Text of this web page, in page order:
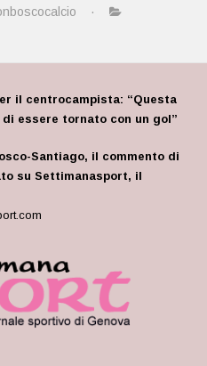
·
il centrocampista: “Questa
essere tornato con un gol”
Santiago, il commento di
su Settimanasport, il